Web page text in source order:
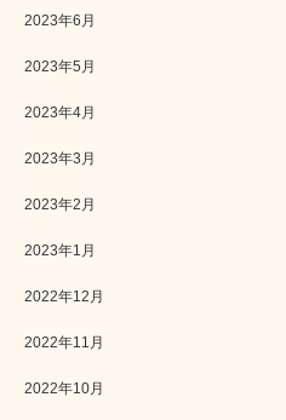
2023年6月
2023年5月
2023年4月
2023年3月
2023年2月
2023年1月
2022年12月
2022年11月
2022年10月